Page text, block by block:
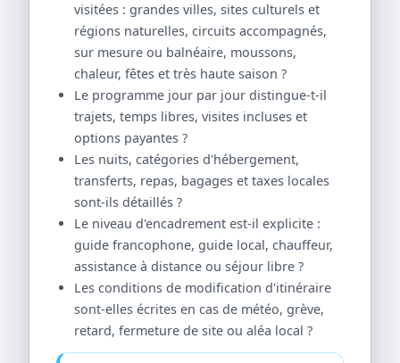
visitées : grandes villes, sites culturels et
régions naturelles, circuits accompagnés,
sur mesure ou balnéaire, moussons,
chaleur, fêtes et très haute saison ?
Le programme jour par jour distingue-t-il
trajets, temps libres, visites incluses et
options payantes ?
Les nuits, catégories d'hébergement,
transferts, repas, bagages et taxes locales
sont-ils détaillés ?
Le niveau d'encadrement est-il explicite :
guide francophone, guide local, chauffeur,
assistance à distance ou séjour libre ?
Les conditions de modification d'itinéraire
sont-elles écrites en cas de météo, grève,
retard, fermeture de site ou aléa local ?